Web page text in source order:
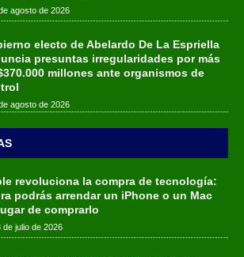
agosto de 2026
electo de Abelardo De La Espriella
presuntas irregularidades por más
millones ante organismos de
agosto de 2026
revoluciona la compra de tecnología:
podrás arrendar un iPhone o un Mac
de comprarlo
de julio de 2026